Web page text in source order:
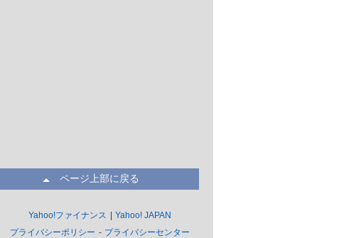
ページ上部に戻る
Yahoo!ファイナンス
Yahoo! JAPAN
プライバシーポリシー
プライバシーセンター